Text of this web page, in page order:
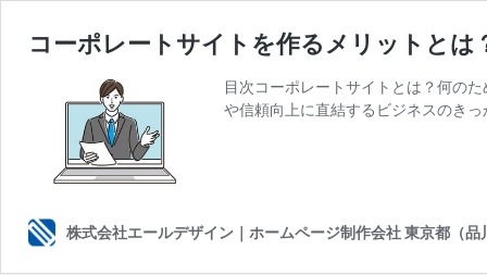
コーポレートサイトを作るメリットと
目次コーポレートサイトとは？何の
や信頼向上に直結するビジネスのき
株式会社エールデザイン｜ホームページ制作会社 東京都（